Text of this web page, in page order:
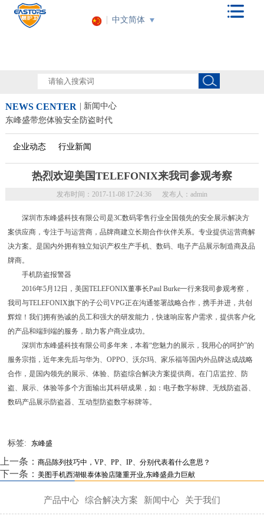
中文简体
NEWS CENTER
| 新闻中心
东峰盛带您体验安全防盗时代
企业动态 行业新闻
热烈欢迎美国TELEFONIX来我司参观考察
发布时间：2017-11-08 17:24:36 发布人：admin
深圳市东峰盛科技有限公司是3C数码零售行业全国领先的安全展示解决方
案供应商，专注于与运营商，品牌商建立长期合作伙伴关系。专业提供运营商解
决方案。是国内外拥有独立知识产权生产手机、数码、电子产品展示制造商及品
牌商。
手机防盗报警器
2016年5月12日，美国TELEFONIX董事长Paul Burke一行来我司参观考察，
我司与TELEFONIX旗下的子公司VPG正在沟通签署战略合作，携手并进，共创
辉煌！我们拥有热诚的员工和强大的研发能力，快速响应客户需求，提供客户化
的产品和端到端的服务，助力客户商业成功。
深圳市东峰盛科技有限公司多年来，本着“您魅力的展示，我用心的呵护”的
服务宗指，近年来先后与华为、OPPO、沃尔玛、家乐福等国内外品牌达成战略
合作，是国内领先的展示、体验、防盗综合解决方案提供商。在门店监控、防
盗、展示、体验等多个方面输出其科研成果，如：电子数字标牌、无线防盗器、
数码产品展示防盗器、互动型防盗数字标牌等。
标签:东峰盛
上一条： 商品陈列技巧中，VP、PP、IP、分别代表着什么意思？
下一条： 美图手机西湖银泰体验店隆重开业,东峰盛鼎力巨献
产品中心 综合解决方案 新闻中心 关于我们